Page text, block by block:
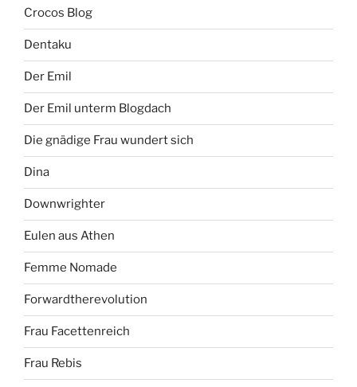
Crocos Blog
Dentaku
Der Emil
Der Emil unterm Blogdach
Die gnädige Frau wundert sich
Dina
Downwrighter
Eulen aus Athen
Femme Nomade
Forwardtherevolution
Frau Facettenreich
Frau Rebis